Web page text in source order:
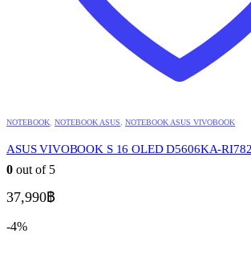
NOTEBOOK NOTEBOOK ASUS NOTEBOOK ASUS VIVOBOOK
ASUS VIVOBOOK S 16 OLED D5606KA-
0 out of 5
37,990฿
-4%